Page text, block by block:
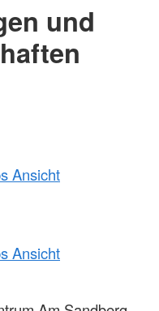
und
Ansicht
Ansicht